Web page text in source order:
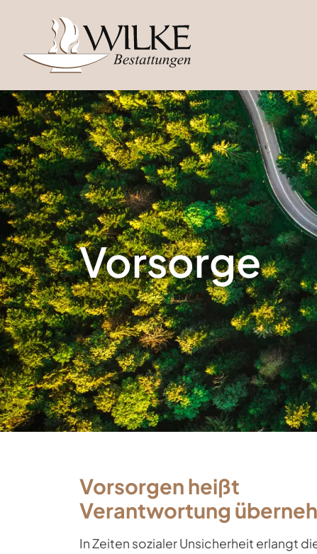
Vorsorge
Vorsorgen heißt
Verantwortung
In Zeiten sozialer Unsicherheit erlangt